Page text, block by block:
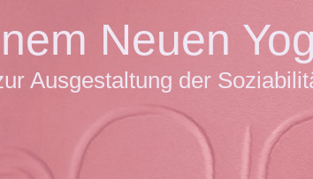
Neuen
Ausgestaltung der